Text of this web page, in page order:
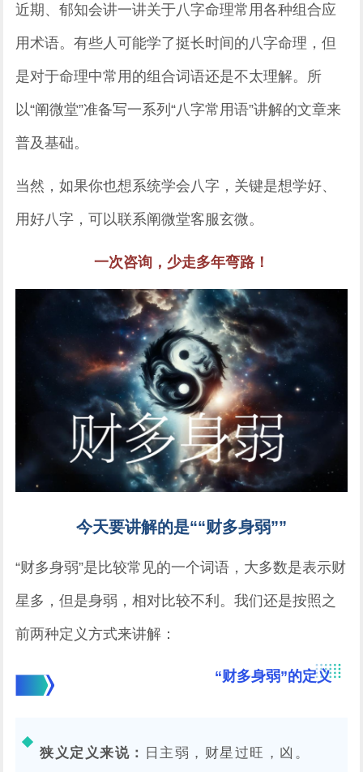
近期、郁知会讲一讲关于八字命理常用各种组合应
用术语。有些人可能学了挺长时间的八字命理，但
是对于命理中常用的组合词语还是不太理解。所
以“阐微堂”准备写一系列“八字常用语”讲解的文章来
普及基础。
当然，如果你也想系统学会八字，关键是想学好、
用好八字，可以联系阐微堂客服玄微。
一次咨询，少走多年弯路！
今天要讲解的是““财多身弱””
“财多身弱”是比较常见的一个词语，大多数是表示财
星多，但是身弱，相对比较不利。我们还是按照之
前两种定义方式来讲解：
“财多身弱”的定义
狭义定义来说： 日主弱，财星过旺，凶。